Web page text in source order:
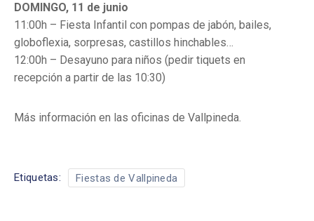
DOMINGO, 11 de junio
11:00h – Fiesta Infantil con pompas de jabón, bailes,
globoflexia, sorpresas, castillos hinchables…
12:00h – Desayuno para niños (pedir tiquets en
recepción a partir de las 10:30)
Más información en las oficinas de Vallpineda.
Etiquetas: Fiestas de Vallpineda